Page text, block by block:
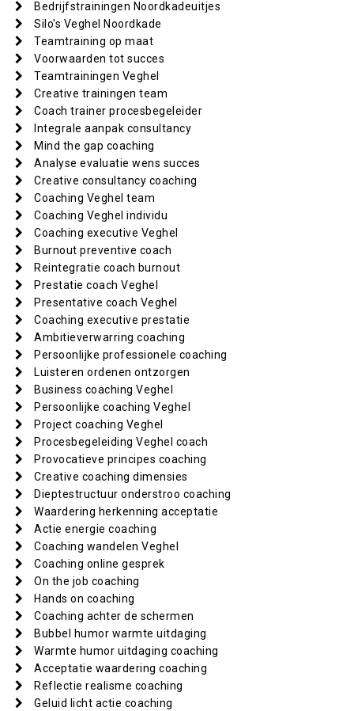
Bedrijfstrainingen Noordkadeuitjes
Silo's Veghel Noordkade
Teamtraining op maat
Voorwaarden tot succes
Teamtrainingen Veghel
Creative trainingen team
Coach trainer procesbegeleider
Integrale aanpak consultancy
Mind the gap coaching
Analyse evaluatie wens succes
Creative consultancy coaching
Coaching Veghel team
Coaching Veghel individu
Coaching executive Veghel
Burnout preventive coach
Reintegratie coach burnout
Prestatie coach Veghel
Presentative coach Veghel
Coaching executive prestatie
Ambitieverwarring coaching
Persoonlijke professionele coaching
Luisteren ordenen ontzorgen
Business coaching Veghel
Persoonlijke coaching Veghel
Project coaching Veghel
Procesbegeleiding Veghel coach
Provocatieve principes coaching
Creative coaching dimensies
Dieptestructuur onderstroo coaching
Waardering herkenning acceptatie
Actie energie coaching
Coaching wandelen Veghel
Coaching online gesprek
On the job coaching
Hands on coaching
Coaching achter de schermen
Bubbel humor warmte uitdaging
Warmte humor uitdaging coaching
Acceptatie waardering coaching
Reflectie realisme coaching
Geluid licht actie coaching